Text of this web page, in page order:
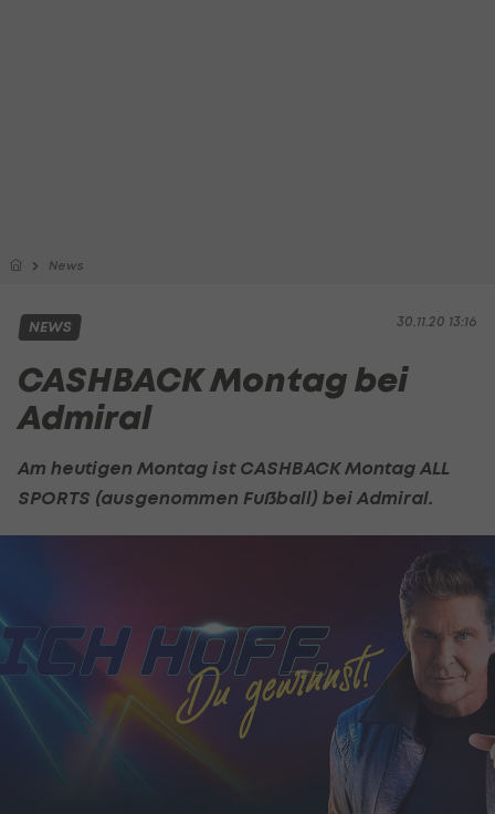
News
30.11.20 13:16
NEWS
CASHBACK Montag bei
Admiral
Am heutigen Montag ist CASHBACK Montag ALL
SPORTS (ausgenommen Fußball) bei Admiral.